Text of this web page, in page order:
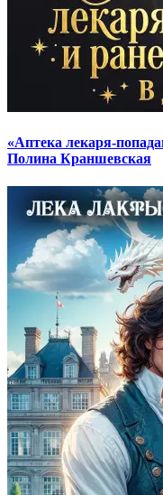
«Аптека лекаря-
Полина Краншевская